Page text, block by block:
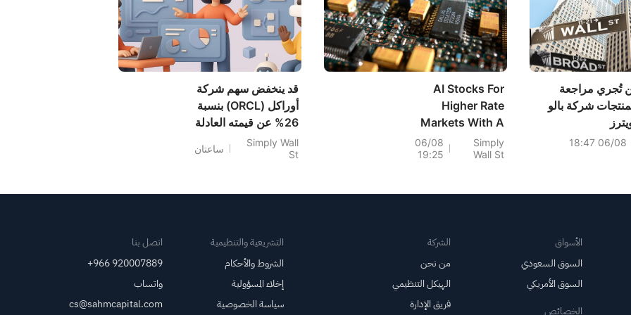
تُجري مراجعة
شركة بالو
06/08 18:47
AI Stocks For
Higher Rate
Markets With A
Focus On
Productivity
Simply
Wall St
06/08
19:25
قد ينخفض سهم شركة
أوراكل (ORCL) بنسبة
26% عن قيمته العادلة
مع تجدد الاهتمام بأخبار
العقود.
Simply Wall
St
ساعتان
الأسواق
السوق السعودي
السوق الأمريكي
الخصائص
الشركة
من نحن
الهيكل التنظيمي
فريق الإدارة
التشريعية والتنظيمية
الشروط والأحكام
إخلاء المسؤولية
سياسة الخصوصية
اتصل بنا
+966 920007889
واتساب
cs@sahmcapital.com